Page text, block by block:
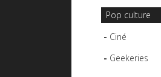
Pop culture
Ciné
Geekeries